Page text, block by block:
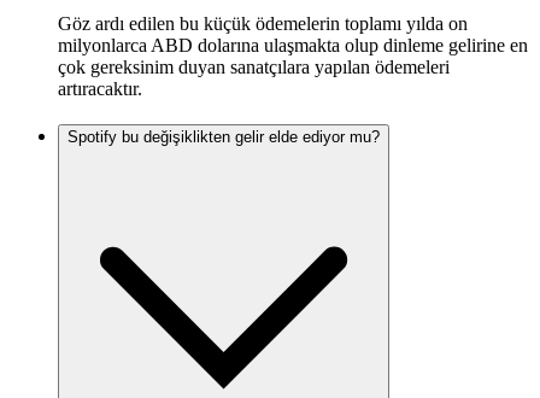
Göz ardı edilen bu küçük ödemelerin toplamı yılda on
milyonlarca ABD dolarına ulaşmakta olup dinleme gelirine en
çok gereksinim duyan sanatçılara yapılan ödemeleri
artıracaktır.
Spotify bu değişiklikten gelir elde ediyor mu?